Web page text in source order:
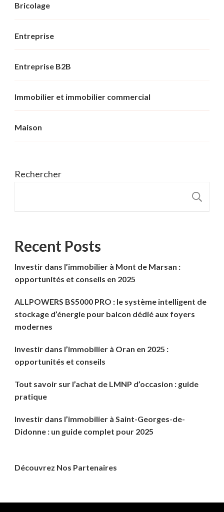
Bricolage
Entreprise
Entreprise B2B
Immobilier et immobilier commercial
Maison
Rechercher
Recent Posts
Investir dans l’immobilier à Mont de Marsan :
opportunités et conseils en 2025
ALLPOWERS BS5000 PRO : le système intelligent de
stockage d’énergie pour balcon dédié aux foyers
modernes
Investir dans l’immobilier à Oran en 2025 :
opportunités et conseils
Tout savoir sur l’achat de LMNP d’occasion : guide
pratique
Investir dans l’immobilier à Saint-Georges-de-
Didonne : un guide complet pour 2025
Découvrez Nos Partenaires